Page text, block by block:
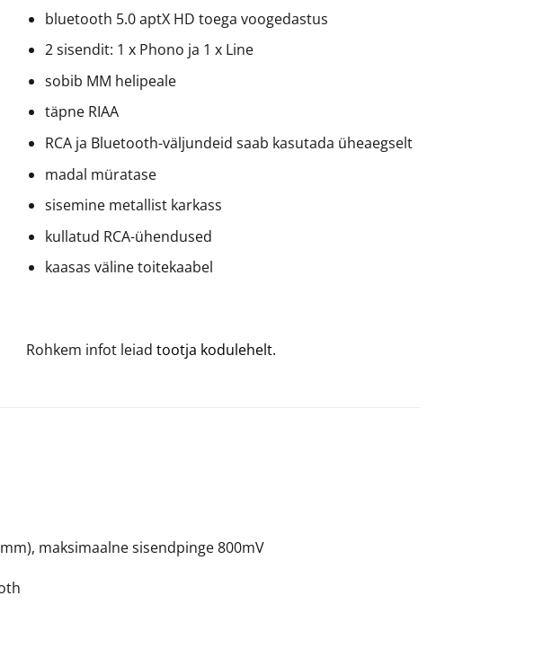
bluetooth 5.0 aptX HD toega voogedastus
2 sisendit: 1 x Phono ja 1 x Line
sobib MM helipeale
täpne RIAA
RCA ja Bluetooth-väljundeid saab kasutada üheaegselt
madal müratase
sisemine metallist karkass
kullatud RCA-ühendused
kaasas väline toitekaabel
Rohkem infot leiadtootja kodulehelt.
maksimaalne sisendpinge 800mV